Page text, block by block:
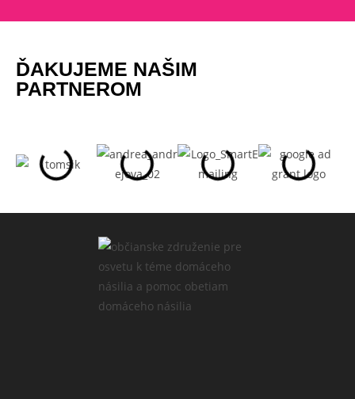
ĎAKUJEME NAŠIM
PARTNEROM